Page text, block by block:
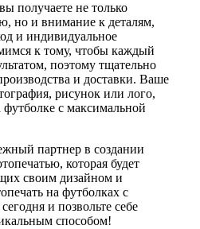
получаете не только
но и внимание к деталям,
и индивидуальное
к тому, чтобы каждый
поэтому тщательно
и доставки. Ваше
рисунок или лого,
футболке с максимальной
партнер в создании
которая будет
своим дизайном и
на футболках с
и позвольте себе
способом!